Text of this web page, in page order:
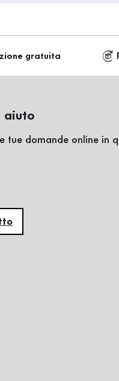
gratuita
aiuto
tue domande online in